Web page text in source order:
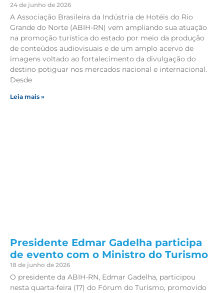
24 de junho de 2026
A Associação Brasileira da Indústria de Hotéis do Rio
Grande do Norte (ABIH-RN) vem ampliando sua atuação
na promoção turística do estado por meio da produção
de conteúdos audiovisuais e de um amplo acervo de
imagens voltado ao fortalecimento da divulgação do
destino potiguar nos mercados nacional e internacional.
Desde
Leia mais »
Presidente Edmar Gadelha participa
de evento com o Ministro do Turismo
18 de junho de 2026
O presidente da ABIH-RN, Edmar Gadelha, participou
nesta quarta-feira (17) do Fórum do Turismo, promovido